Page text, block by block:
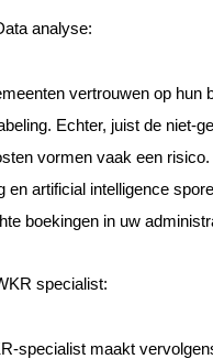
analyse:
vertrouwen op hun
Echter, juist de niet-
vormen vaak een
en artificial intelligence
boekingen in uw
specialist:
specialist maakt